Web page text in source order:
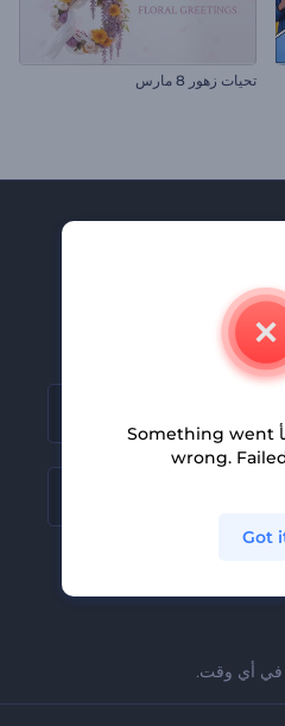
تحيات زهور 8 مارس
أحدث أخبارنا
في أي وقت.
يوجد شيء ما خطأ Something went
wrong.
Got